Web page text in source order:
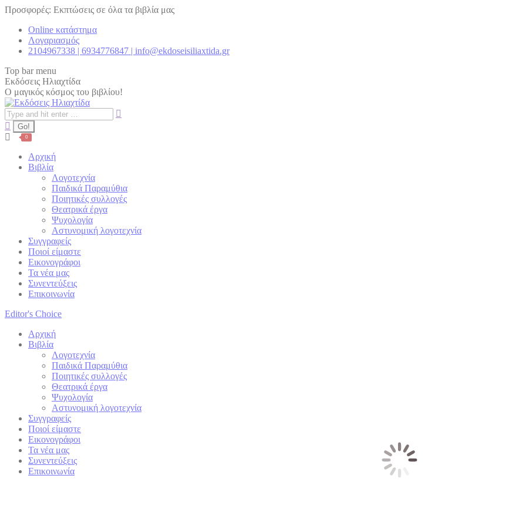
Skip
content
Προσφορές: Εκπτώσεις σε όλα τα βιβλία μας
Online κατάστημα
Λογαριασμός
2104967338 | 6934776847 | info@ekdoseisiliaxtida.gr
Top bar menu
Εκδόσεις Ηλιαχτίδα
Ο μαγικός κόσμος του βιβλίου!
Search:
0
Αρχική
Βιβλία
Λογοτεχνία
Παιδικά Παραμύθια
Ποιητικές συλλογές
Θεατρικά έργα
Ψυχολογία
Αστυνομική λογοτεχνία
Συγγραφείς
Ποιοί είμαστε
Εικονογράφοι
Τα νέα μας
Συνεντεύξεις
Επικοινωνία
Editor's Choice
Αρχική
Βιβλία
Λογοτεχνία
Παιδικά Παραμύθια
Ποιητικές συλλογές
Θεατρικά έργα
Ψυχολογία
Αστυνομική λογοτεχνία
Συγγραφείς
Ποιοί είμαστε
Εικονογράφοι
Τα νέα μας
Συνεντεύξεις
Επικοινωνία